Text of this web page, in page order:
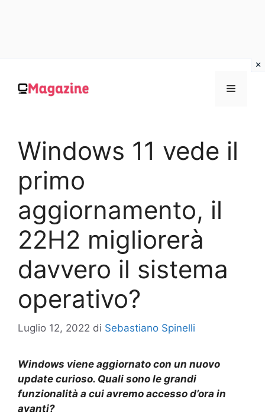
contenuto
MENU
Windows 11 vede il
primo
aggiornamento, il
22H2 migliorerà
davvero il sistema
operativo?
Luglio 12, 2022 di Sebastiano Spinelli
Windows viene aggiornato con un nuovo
update curioso. Quali sono le grandi
funzionalità a cui avremo accesso d’ora in
avanti?